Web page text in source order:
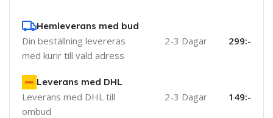
Hemleverans med bud
Din beställning levereras
med kurir till vald adress
2-3 Dagar 299:-
Leverans med DHL
Leverans med DHL till
ombud
2-3 Dagar 149:-